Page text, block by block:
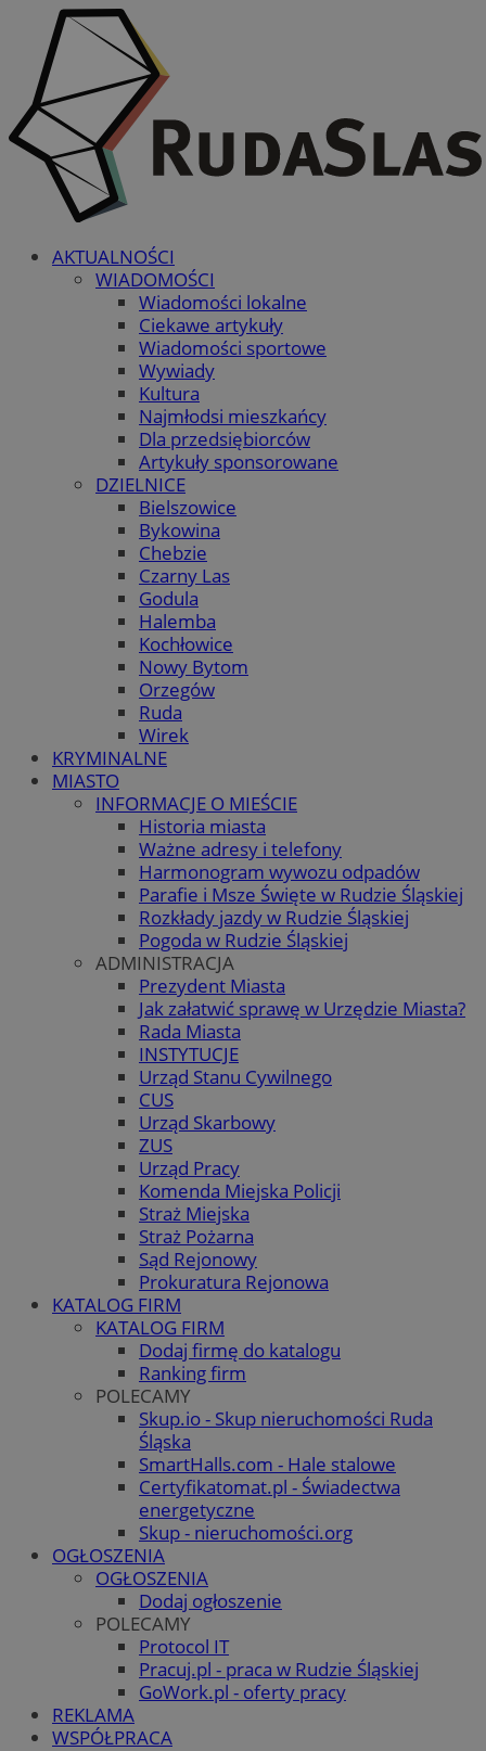
AKTUALNOŚCI
WIADOMOŚCI
Wiadomości lokalne
Ciekawe artykuły
Wiadomości sportowe
Wywiady
Kultura
Najmłodsi mieszkańcy
Dla przedsiębiorców
Artykuły sponsorowane
DZIELNICE
Bielszowice
Bykowina
Chebzie
Czarny Las
Godula
Halemba
Kochłowice
Nowy Bytom
Orzegów
Ruda
Wirek
KRYMINALNE
MIASTO
INFORMACJE O MIEŚCIE
Historia miasta
Ważne adresy i telefony
Harmonogram wywozu odpadów
Parafie i Msze Święte w Rudzie Śląskiej
Rozkłady jazdy w Rudzie Śląskiej
Pogoda w Rudzie Śląskiej
ADMINISTRACJA
Prezydent Miasta
Jak załatwić sprawę w Urzędzie Miasta?
Rada Miasta
INSTYTUCJE
Urząd Stanu Cywilnego
CUS
Urząd Skarbowy
ZUS
Urząd Pracy
Komenda Miejska Policji
Straż Miejska
Straż Pożarna
Sąd Rejonowy
Prokuratura Rejonowa
KATALOG FIRM
KATALOG FIRM
Dodaj firmę do katalogu
Ranking firm
POLECAMY
Skup.io - Skup nieruchomości Ruda
Śląska
SmartHalls.com - Hale stalowe
Certyfikatomat.pl - Świadectwa
energetyczne
Skup - nieruchomości.org
OGŁOSZENIA
OGŁOSZENIA
Dodaj ogłoszenie
POLECAMY
Protocol IT
Pracuj.pl - praca w Rudzie Śląskiej
GoWork.pl - oferty pracy
REKLAMA
WSPÓŁPRACA